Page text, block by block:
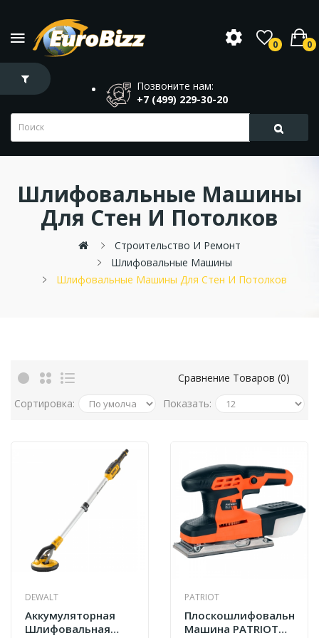
0 0
Позвоните нам:
+7 (499) 229-30-20
Шлифовальные Машины
Для Стен И Потолков
Строительство И Ремонт
Шлифовальные Машины
Шлифовальные Машины Для Стен И Потолков
Сравнение Товаров (0)
Сортировка:
Показать:
DEWALT
Аккумуляторная
Шлифовальная
PATRIOT
Плоскошлифовальная
Машина PATRIOT